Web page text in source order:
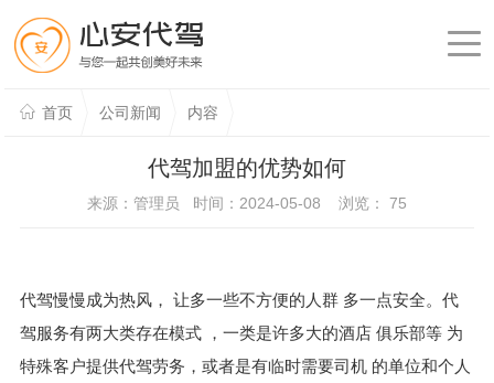
首页 公司新闻 内容
代驾加盟的优势如何
来源：管理员 时间：2024-05-08 浏览： 75
代驾慢慢成为热风， 让多一些不方便的人群 多一点安全。代
驾服务有两大类存在模式 ，一类是许多大的酒店 俱乐部等 为
特殊客户提供代驾劳务，或者是有临时需要司机 的单位和个人